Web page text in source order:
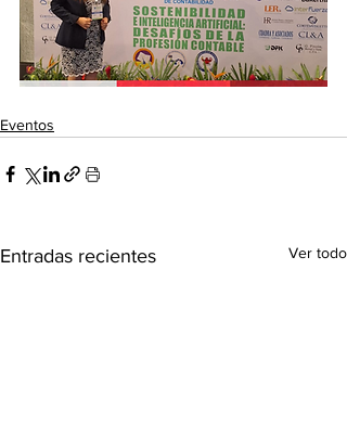
Eventos
Entradas recientes Ver todo